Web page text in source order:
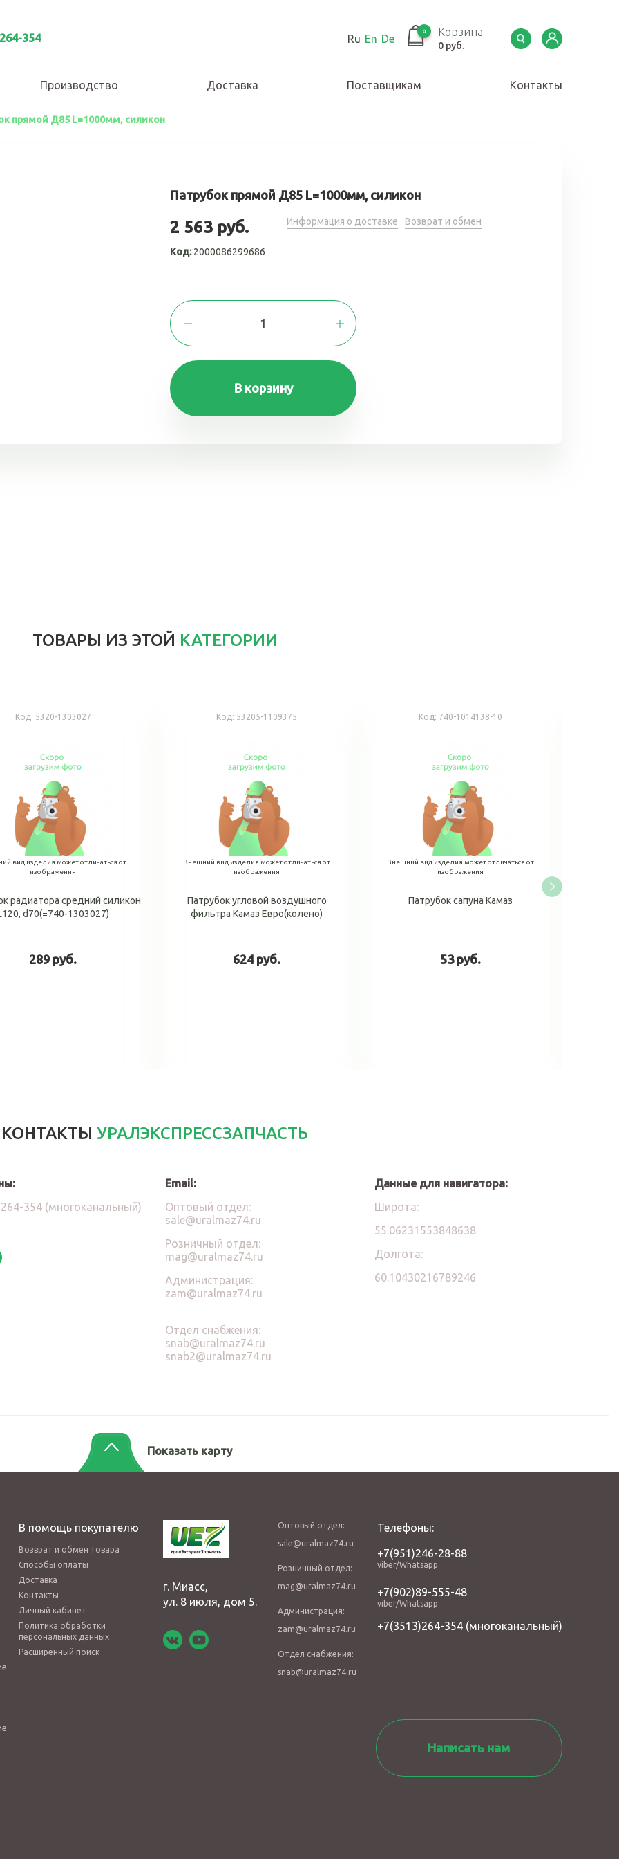
354 Ru En De
0 Корзина
0 руб.
Производство Доставка Поставщикам Контакты
прямой Д85 L=1000мм, силикон
Патрубок прямой Д85 L=1000мм, силикон
2 563 руб.
Код:2000086299686
Информация о доставке Возврат и обмен
В корзину
ТОВАРЫ ИЗ ЭТОЙ КАТЕГОРИИ
Код: 5320-1303027
вид изделия может отличаться от
изображения
радиатора средний силикон
d70(=740-1303027)
289 руб.
Код: 53205-1109375
Внешний вид изделия может отличаться от
изображения
Патрубок угловой воздушного
фильтра Камаз Евро(колено)
624 руб.
Код: 740-1014138-10
Внешний вид изделия может отличаться от
изображения
Патрубок сапуна Камаз
53 руб.
КОНТАКТЫ УРАЛЭКСПРЕССЗАПЧАСТЬ
354 (многоканальный)
Email:
Оптовый отдел:
sale@uralmaz74.ru
Розничный отдел:
mag@uralmaz74.ru
Администрация:
zam@uralmaz74.ru
Отдел снабжения:
snab@uralmaz74.ru
snab2@uralmaz74.ru
Данные для навигатора:
Широта:
55.06231553848638
Долгота:
60.10430216789246
Показать карту
В помощь покупателю
Возврат и обмен товара
Способы оплаты
Доставка
Контакты
Личный кабинет
Политика обработки
персональных данных
Расширенный поиск
г. Миасс,
ул. 8 июля, дом 5.
Оптовый отдел:
sale@uralmaz74.ru
Розничный отдел:
mag@uralmaz74.ru
Администрация:
zam@uralmaz74.ru
Отдел снабжения:
snab@uralmaz74.ru
Телефоны:
+7(951)246-28-88
viber/Whatsapp
+7(902)89-555-48
viber/Whatsapp
+7(3513)264-354(многоканальный)
Написать нам